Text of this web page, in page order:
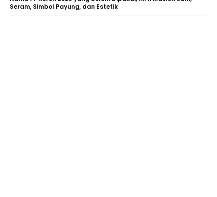
Seram, Simbol Payung, dan Estetik